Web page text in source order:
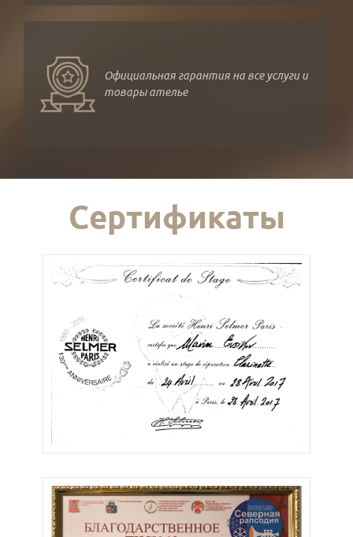
Официальная гарантия на все услуги и
товары ателье
Сертификаты